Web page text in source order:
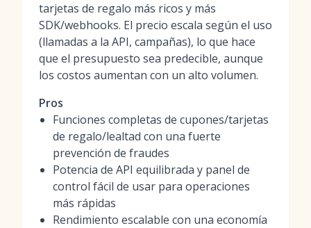
tarjetas de regalo más ricos y más
SDK/webhooks. El precio escala según el uso
(llamadas a la API, campañas), lo que hace
que el presupuesto sea predecible, aunque
los costos aumentan con un alto volumen.
Pros
Funciones completas de cupones/tarjetas
de regalo/lealtad con una fuerte
prevención de fraudes
Potencia de API equilibrada y panel de
control fácil de usar para operaciones
más rápidas
Rendimiento escalable con una economía